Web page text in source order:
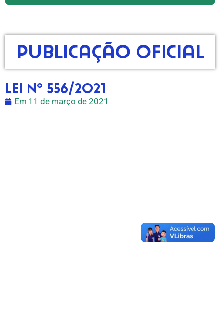
Publicação Oficial
LEI Nº 556/2021
Em 11 de março de 2021